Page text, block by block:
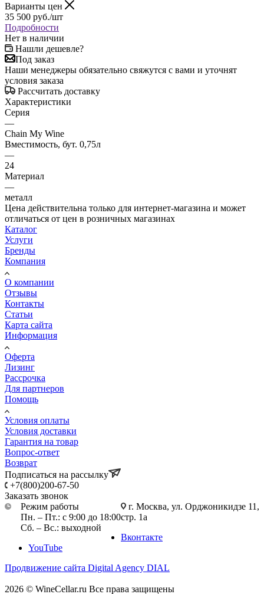
Варианты цен
35 500 руб./шт
Подробности
Нет в наличии
Нашли дешевле?
Под заказ
Наши менеджеры обязательно свяжутся с вами и уточнят
условия заказа
Рассчитать доставку
Характеристики
Серия
—
Chain My Wine
Вместимость, бут. 0,75л
—
24
Материал
—
металл
Цена действительна только для интернет-магазина и может
отличаться от цен в розничных магазинах
Каталог
Услуги
Бренды
Компания
О компании
Отзывы
Контакты
Статьи
Карта сайта
Информация
Оферта
Лизинг
Рассрочка
Для партнеров
Помощь
Условия оплаты
Условия доставки
Гарантия на товар
Вопрос-ответ
Возврат
Подписаться на рассылку
+7(800)200-67-50
Заказать звонок
Режим работы
Пн. – Пт.: с 9:00 до 18:00
Сб. – Вс.: выходной
г. Москва, ул. Орджоникидзе 11,
стр. 1а
Вконтакте
YouTube
Продвижение сайта Digital Agency DIAL
2026 © WineCellar.ru Все права защищены